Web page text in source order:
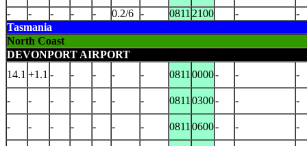
-
- - - - 0.2/6 - 0811 2100 -
-
Tasmania
North Coast
DEVONPORT AIRPORT
14.1 +1.1 - - - - - 0811 0000- - -
- - - - - - - 0811 0300- - -
- - - - - - - 0811 0600- - -